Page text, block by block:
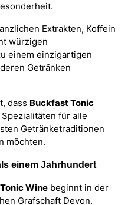
Extrakten, Koffein
würzigen
einem einzigartigen
Getränken
dass Buckfast Tonic
für alle
Getränketraditionen
möchten.
einem Jahrhundert
Wine beginnt in der
Grafschaft Devon.